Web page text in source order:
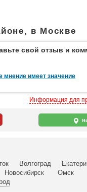
в Москве
свой отзыв и
мнение имеет значение
Информация для
Волгоград
Новосибирск Омск